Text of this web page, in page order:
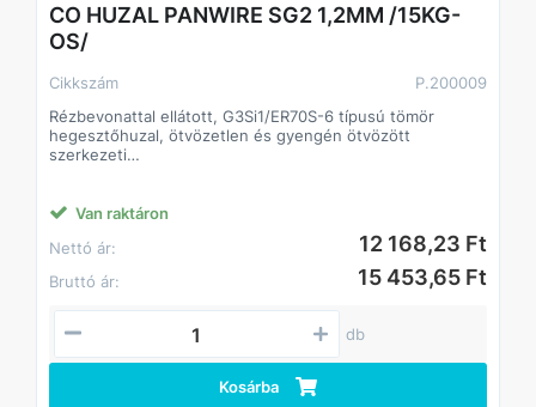
CO HUZAL PANWIRE SG2 1,2MM /15KG-
OS/
Cikkszám
P.200009
Rézbevonattal ellátott, G3Si1/ER70S-6 típusú tömör
hegesztőhuzal, ötvözetlen és gyengén ötvözött
szerkezeti
CO2
SFA/AWS A5.18 ER70S-6
EN ISO 14341-A G3Si1
Van raktáron
Nettó ár:
12 168,23 Ft
Bruttó ár: 15 453,65 Ft
db
Kosárba